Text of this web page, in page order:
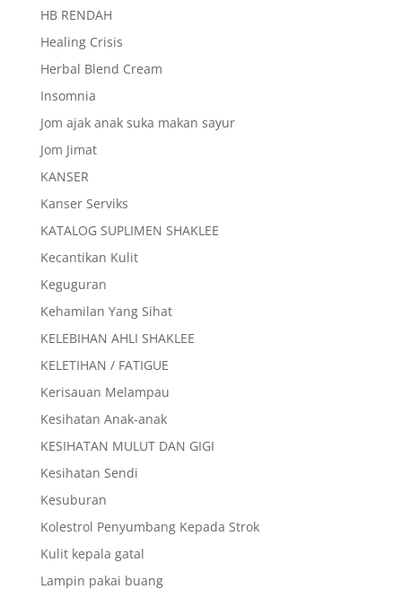
HB RENDAH
Healing Crisis
Herbal Blend Cream
Insomnia
Jom ajak anak suka makan sayur
Jom Jimat
KANSER
Kanser Serviks
KATALOG SUPLIMEN SHAKLEE
Kecantikan Kulit
Keguguran
Kehamilan Yang Sihat
KELEBIHAN AHLI SHAKLEE
KELETIHAN / FATIGUE
Kerisauan Melampau
Kesihatan Anak-anak
KESIHATAN MULUT DAN GIGI
Kesihatan Sendi
Kesuburan
Kolestrol Penyumbang Kepada Strok
Kulit kepala gatal
Lampin pakai buang